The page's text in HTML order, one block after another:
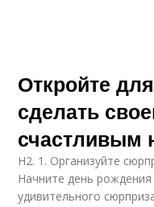
Откройте
сделать
счастливым
H2. 1. Организуйте
Начните день
удивительного